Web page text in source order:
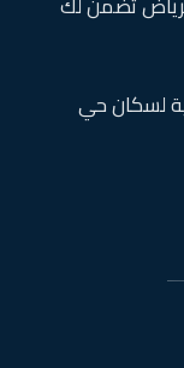
لسكان حي